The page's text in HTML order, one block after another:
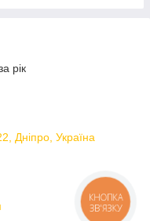
рік
Дніпро, Україна
КНОПКА
ЗВ'ЯЗКУ